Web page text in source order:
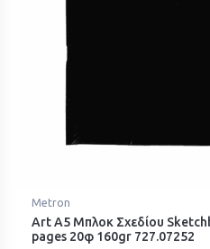
Metron
Art Α5 Μπλοκ Σχεδίου
pages 20φ 160gr 727.07252